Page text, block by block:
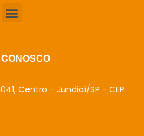
Centro - Jundiaí/SP - CEP